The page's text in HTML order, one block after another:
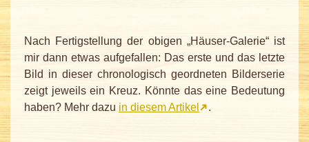
Nach Fertigstellung der obigen „Häuser-Galerie“ ist
mir dann etwas aufgefallen: Das erste und das letzte
Bild in dieser chronologisch geordneten Bilderserie
zeigt jeweils ein Kreuz. Könnte das eine Bedeutung
haben? Mehr dazu in diesem Artikel .